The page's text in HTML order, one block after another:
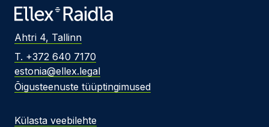
Ahtri 4, Tallinn
T. +372 640 7170
estonia@ellex.legal
Õigusteenuste tüüptingimused
Külasta veebilehte